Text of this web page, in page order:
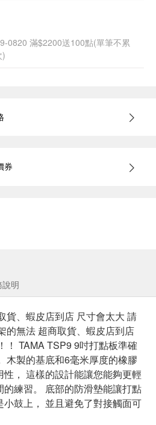
0820 滿$2200送100點(單筆不累
)
券
明
貨、蝦皮店到店 尺寸會太大 請
的無法 超商取貨、蝦皮店到店
！ TAMA TSP9 9吋打點板準確
木製的基底和6毫米厚度的橡膠
， 這樣的設計能讓您能夠更輕
練習。 底部的防滑墊能讓打點
鼓上， 並且避免了對接觸面可